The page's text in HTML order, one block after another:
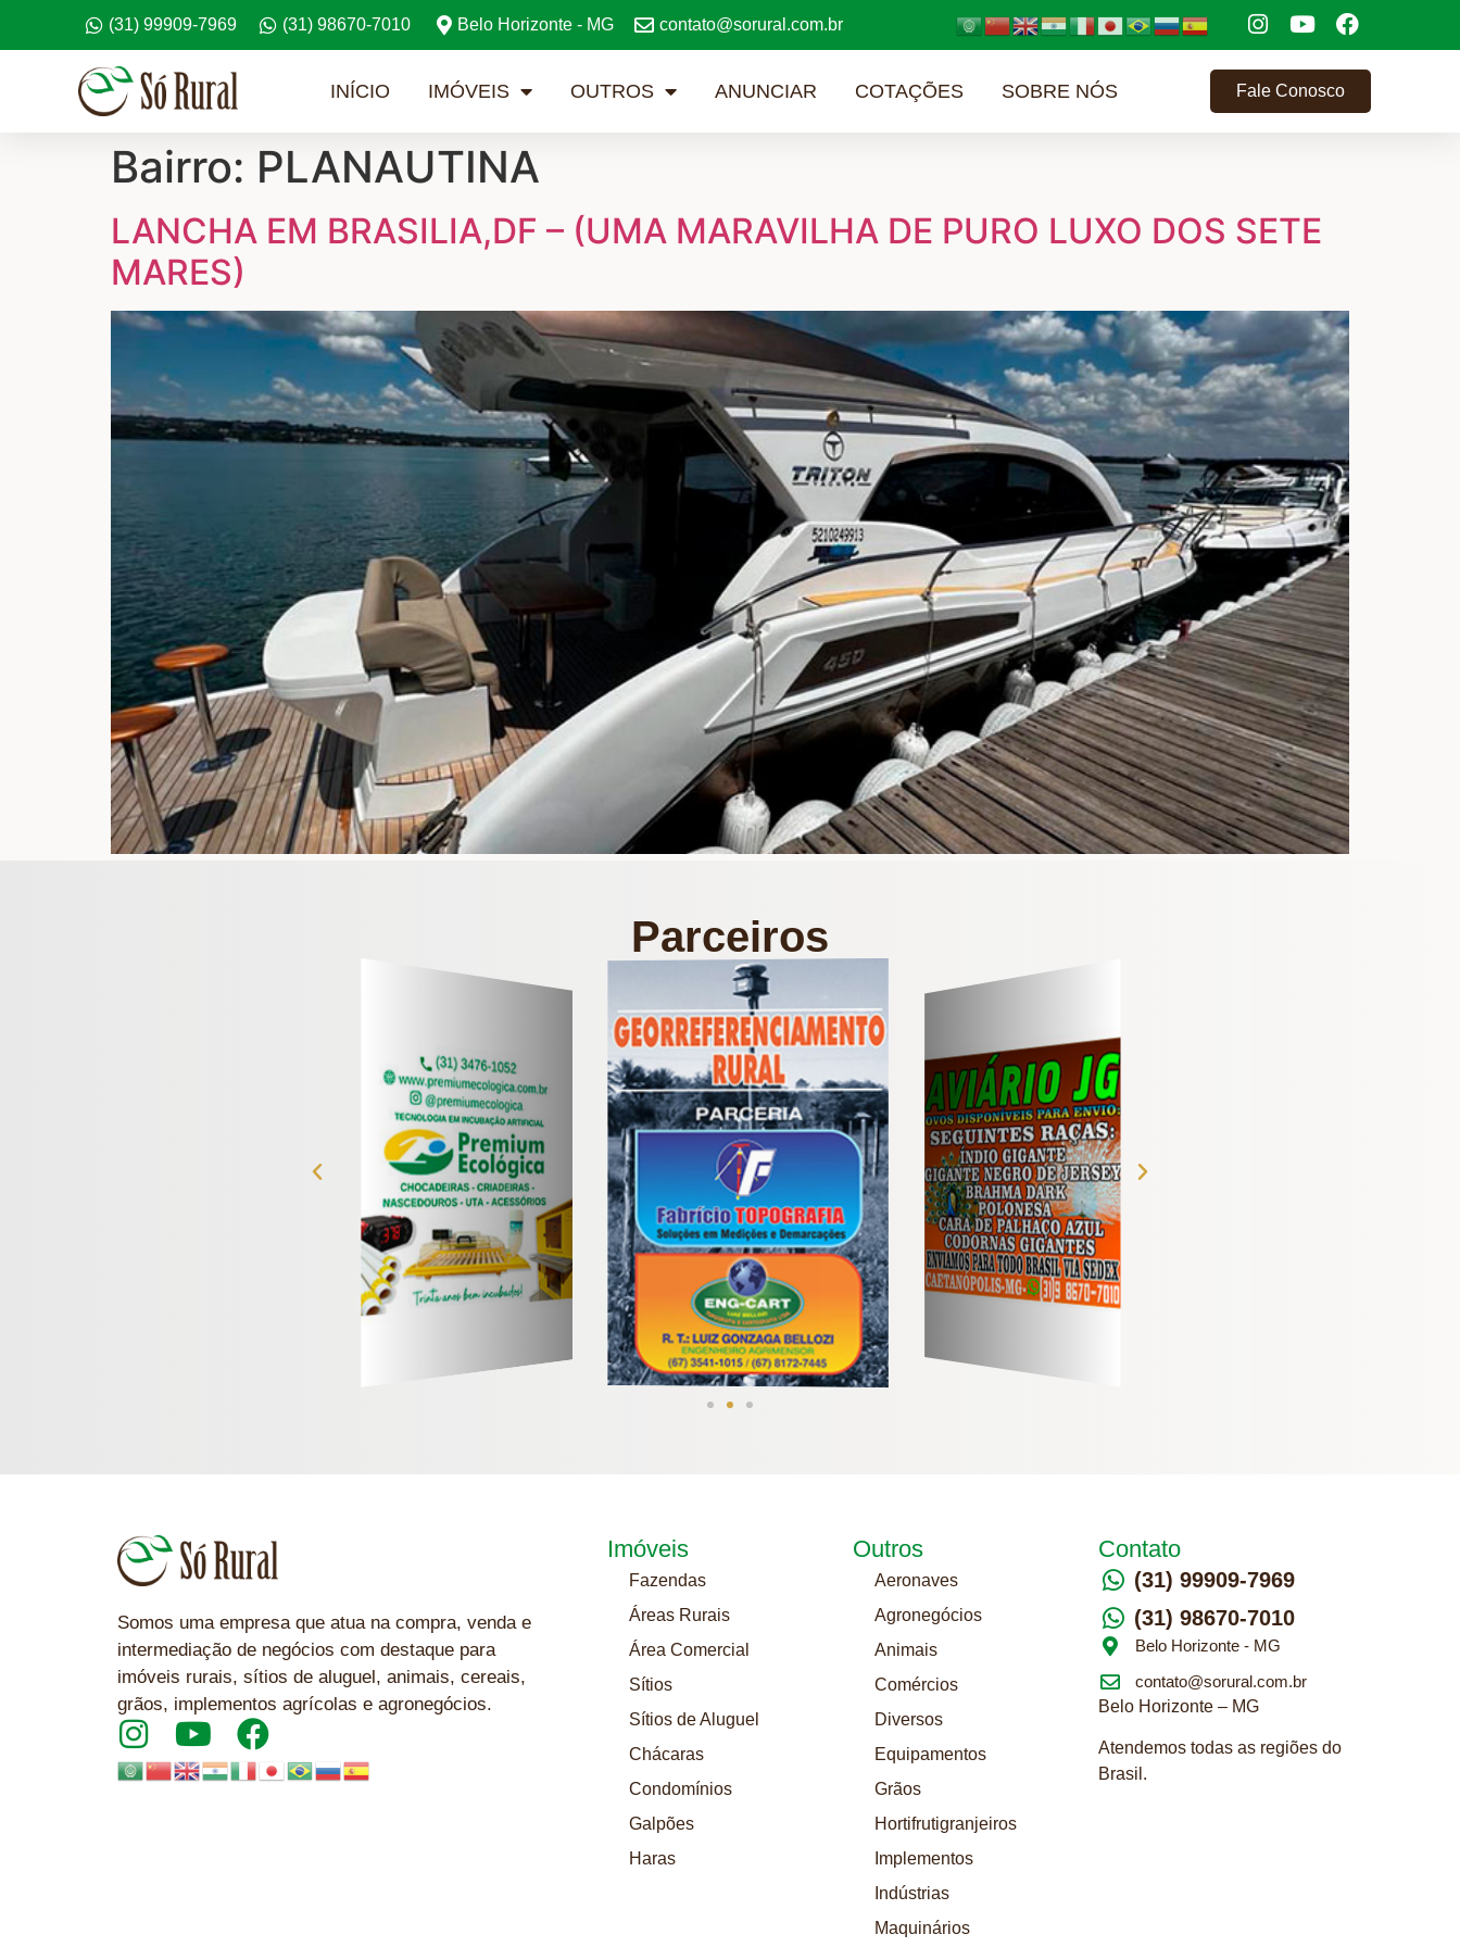
(31) 99909-7969 (31) 98670-7010 Belo Horizonte - MG contato@sorural.com.br
INÍCIO IMÓVEIS OUTROS ANUNCIAR COTAÇÕES SOBRE NÓS Fale Conosco
Bairro: PLANAUTINA
LANCHA EM BRASILIA,DF – (UMA MARAVILHA DE PURO LUXO DOS SETE
MARES)
Parceiros
Somos uma empresa que atua na compra, venda e
intermediação de negócios com destaque para
imóveis rurais, sítios de aluguel, animais, cereais,
grãos, implementos agrícolas e agronegócios.
Imóveis
Fazendas
Áreas Rurais
Área Comercial
Sítios
Sítios de Aluguel
Chácaras
Condomínios
Galpões
Haras
Outros
Aeronaves
Agronegócios
Animais
Comércios
Diversos
Equipamentos
Grãos
Hortifrutigranjeiros
Implementos
Indústrias
Maquinários
Contato
(31) 99909-7969
(31) 98670-7010
Belo Horizonte - MG
contato@sorural.com.br
Belo Horizonte – MG
Atendemos todas as regiões do
Brasil.